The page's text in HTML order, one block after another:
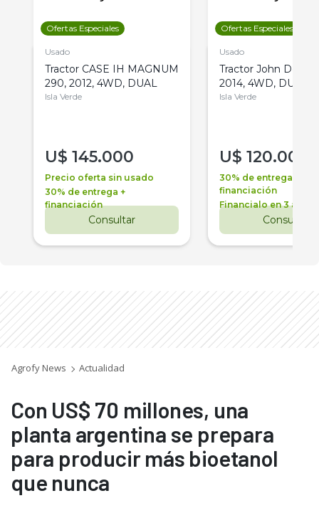
Ofertas Especiales
Usado
Tractor CASE IH MAGNUM
290, 2012, 4WD, DUAL
Isla Verde
U$ 145.000
Precio oferta sin usado
30% de entrega +
financiación
Consultar
Ofertas Especiales
Usado
Tractor John Deere
2014, 4WD, DUAL
Isla Verde
U$ 120.000
30% de entrega +
financiación
Financialo en 3 años
Consultar
Agrofy News Actualidad
Con US$ 70 millones, una
planta argentina se prepara
para producir más bioetanol
que nunca